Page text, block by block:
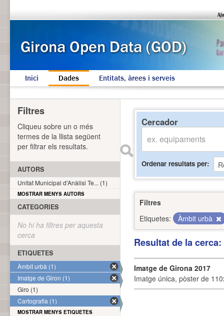
Inici Dades Entitats, àrees i serveis
Cercador
Ordenar resultats per
Filtres
Etiquetes:
Àmbit urbà
Resultat de la
Imatge de Girona 2017
Imatge única, pòster de
Filtres
Cliqueu sobre un o més
termes de la llista següent
per filtrar els resultats.
AUTORS
Unitat Municipal d'Anàlisi Te... (1)
MOSTRAR MENYS AUTORS
CATEGORIES
No hi ha filtres per aquesta
cerca
ETIQUETES
Àmbit urbà (1)
Imatge de Giron (1)
Giro (1)
Cartografia (1)
MOSTRAR MENYS ETIQUETES